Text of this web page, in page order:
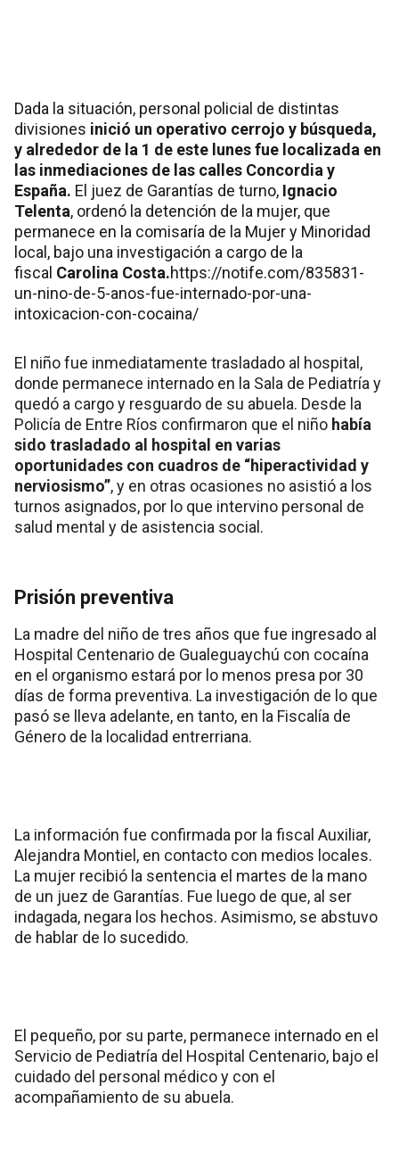
Dada la situación, personal policial de distintas
divisiones inició un operativo cerrojo y búsqueda,
y alrededor de la 1 de este lunes fue localizada en
las inmediaciones de las calles Concordia y
España. El juez de Garantías de turno, Ignacio
Telenta, ordenó la detención de la mujer, que
permanece en la comisaría de la Mujer y Minoridad
local, bajo una investigación a cargo de la
fiscal Carolina Costa.https://notife.com/835831-
un-nino-de-5-anos-fue-internado-por-una-
intoxicacion-con-cocaina/
El niño fue inmediatamente trasladado al hospital,
donde permanece internado en la Sala de Pediatría y
quedó a cargo y resguardo de su abuela. Desde la
Policía de Entre Ríos confirmaron que el niño había
sido trasladado al hospital en varias
oportunidades con cuadros de “hiperactividad y
nerviosismo”, y en otras ocasiones no asistió a los
turnos asignados, por lo que intervino personal de
salud mental y de asistencia social.
Prisión preventiva
La madre del niño de tres años que fue ingresado al
Hospital Centenario de Gualeguaychú con cocaína
en el organismo estará por lo menos presa por 30
días de forma preventiva. La investigación de lo que
pasó se lleva adelante, en tanto, en la Fiscalía de
Género de la localidad entrerriana.
La información fue confirmada por la fiscal Auxiliar,
Alejandra Montiel, en contacto con medios locales.
La mujer recibió la sentencia el martes de la mano
de un juez de Garantías. Fue luego de que, al ser
indagada, negara los hechos. Asimismo, se abstuvo
de hablar de lo sucedido.
El pequeño, por su parte, permanece internado en el
Servicio de Pediatría del Hospital Centenario, bajo el
cuidado del personal médico y con el
acompañamiento de su abuela.